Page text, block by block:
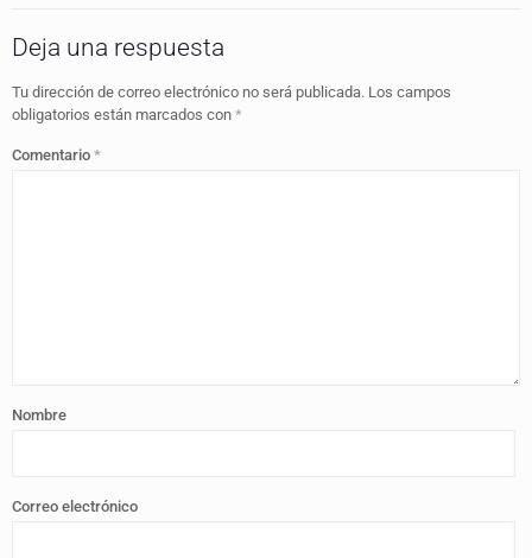
Deja una respuesta
Tu dirección de correo electrónico no será publicada. Los campos
obligatorios están marcados con *
Comentario *
Nombre
Correo electrónico